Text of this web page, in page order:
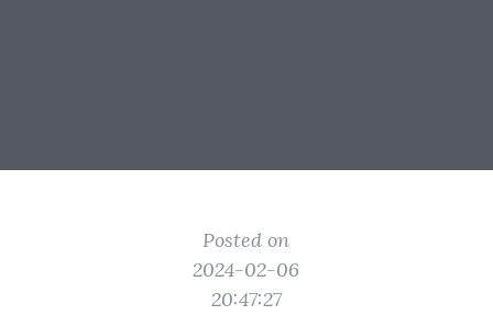
Posted on
2024-02-06
20:47:27